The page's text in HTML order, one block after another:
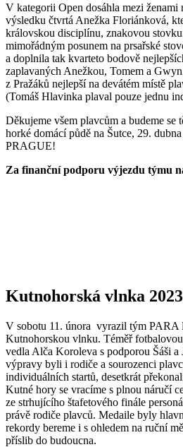
V kategorii Open dosáhla mezi ženami
výsledku čtvrtá Anežka Floriánková,
královskou disciplínu, znakovou
mimořádným posunem na prsařské
a doplnila tak kvarteto bodově
zaplavaných Anežkou, Tomem a
z Pražáků nejlepší na devátém místě
(Tomáš Hlavinka plaval pouze jednu
Děkujeme všem plavcům a budeme se
horké domácí půdě na Šutce, 29.
PRAGUE!
Za finanční podporu výjezdu týmu
Kutnohorská vlnka 2023
V sobotu 11. února vyrazil tým
Kutnohorskou vlnku. Téměř
vedla Alča Koroleva s podporou Šáši a
výpravy byli i rodiče a sourozenci
individuálních startů, desetkrát
Kutné hory se vracíme s plnou náručí
ze strhujícího štafetového finále
právě rodiče plavců. Medaile byly
rekordy bereme i s ohledem na ruční
příslib do budoucna.